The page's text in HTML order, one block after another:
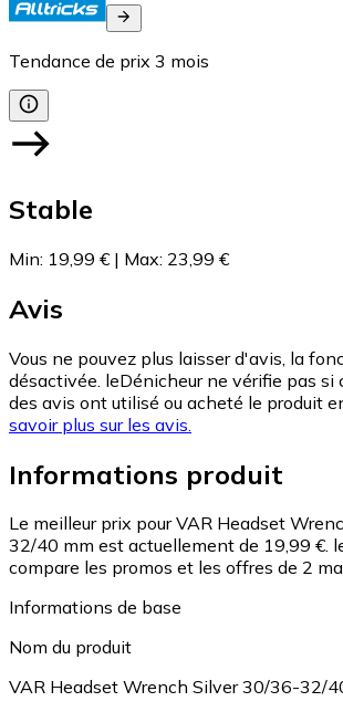
Tendance de prix 3 mois
Stable
Min: 19,99 € | Max: 23,99 €
Avis
Vous ne pouvez plus laisser d'avis, la
désactivée. leDénicheur ne vérifie pas si
des avis ont utilisé ou acheté le produit
savoir plus sur les avis.
Informations produit
Le meilleur prix pour VAR Headset
32/40 mm est actuellement de 19,99 €.
compare les promos et les offres de 2
Informations de base
Nom du produit
VAR Headset Wrench Silver 30/36-32/